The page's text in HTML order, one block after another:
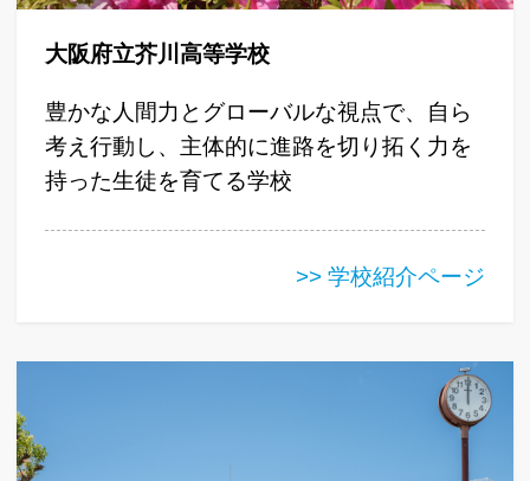
大阪府立芥川高等学校
豊かな人間力とグローバルな視点で、自ら
考え行動し、主体的に進路を切り拓く力を
持った生徒を育てる学校
>> 学校紹介ページ